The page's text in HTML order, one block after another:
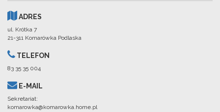
ADRES
ul. Krótka 7
21-311 Komarówka Podlaska
TELEFON
83 35 35 004
E-MAIL
Sekretariat:
komarowka@komarowka.home.pl